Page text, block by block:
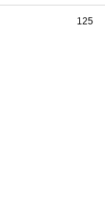
125